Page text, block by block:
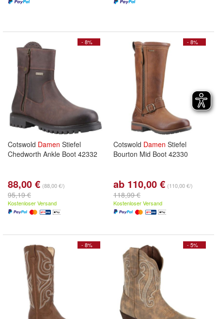
- 8%
Cotswold Damen Stiefel
Chedworth Ankle Boot 42332
88,00 € (88,00 €/)
95,19 €
Kostenloser Versand
- 8%
Cotswold Damen Stiefel
Bourton Mid Boot 42330
ab 110,00 € (110,00 €/)
118,99 €
Kostenloser Versand
- 8% - 5%